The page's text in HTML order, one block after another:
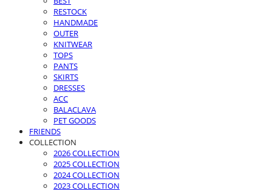
RESTOCK
HANDMADE
OUTER
KNITWEAR
TOPS
PANTS
SKIRTS
DRESSES
ACC
BALACLAVA
PET GOODS
FRIENDS
COLLECTION
2026 COLLECTION
2025 COLLECTION
2024 COLLECTION
2023 COLLECTION